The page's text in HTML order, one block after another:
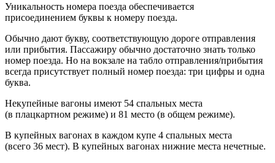
Уникальность номера поезда обеспечивается
присоединением буквы к номеру поезда.
Обычно дают букву, соответствующую дороге отправления
или прибытия. Пассажиру обычно достаточно знать только
номер поезда. Но на вокзале на табло отправления/прибытия
всегда присутствует полный номер поезда: три цифры и одна
буква.
Некупейные вагоны имеют 54 спальных места
(в плацкартном режиме) и 81 место (в общем режиме).
В купейных вагонах в каждом купе 4 спальных места
(всего 36 мест). В купейных вагонах нижние места нечетные.